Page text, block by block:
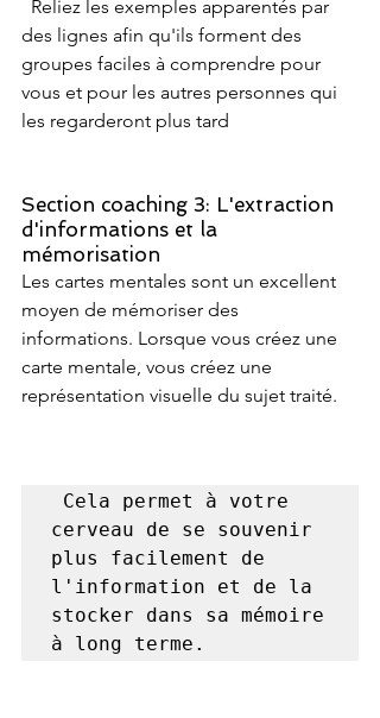
des lignes afin qu'ils forment des
groupes faciles à comprendre pour
vous et pour les autres personnes qui
les regarderont plus tard
Section coaching 3: L'extraction
d'informations et la
mémorisation
Les cartes mentales sont un excellent
moyen de mémoriser des
informations. Lorsque vous créez une
carte mentale, vous créez une
représentation visuelle du sujet traité.
cerveau de se souvenir
plus facilement de
l'information et de la
stocker dans sa mémoire
à long terme.